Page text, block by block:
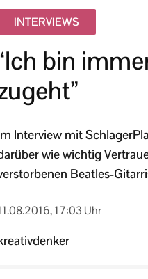
INTERVIEWS
bin
Interview mit
wie wichtig
Beatles-
17:03 Uhr